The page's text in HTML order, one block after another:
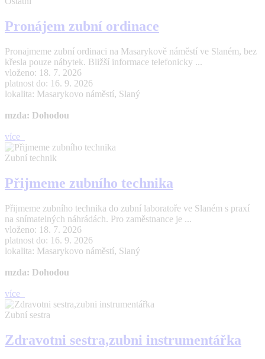
Pronájem zubní ordinace
Pronajmeme zubní ordinaci na Masarykově náměstí ve Slaném, bez
křesla pouze nábytek. Bližší informace telefonicky ...
vloženo: 18. 7. 2026
platnost do: 16. 9. 2026
lokalita: Masarykovo náměstí, Slaný
mzda: Dohodou
více
Zubní technik
Přijmeme zubního technika
Přijmeme zubního technika do zubní laboratoře ve Slaném s praxí
na snímatelných náhrádách. Pro zaměstnance je ...
vloženo: 18. 7. 2026
platnost do: 16. 9. 2026
lokalita: Masarykovo náměstí, Slaný
mzda: Dohodou
více
Zubní sestra
Zdravotni sestra,zubni instrumentářka